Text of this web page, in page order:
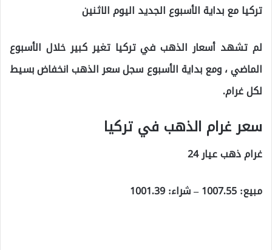
تركيا مع بداية الأسبوع الجديد اليوم الاثنين
لم تشهد أسعار الذهب في تركيا تغير كبير خلال الأسبوع
الماضي ، ومع بداية الأسبوع سجل سعر الذهب انخفاض بسيط
لكل غرام.
سعر غرام الذهب في تركيا
غرام ذهب عيار 24
مبيع: 1007.55 – شراء: 1001.39